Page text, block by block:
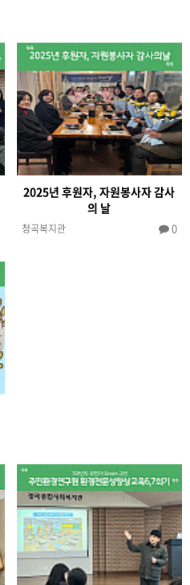
2025년 후원자, 자원봉사자 감사
의 날
청곡복지관 0